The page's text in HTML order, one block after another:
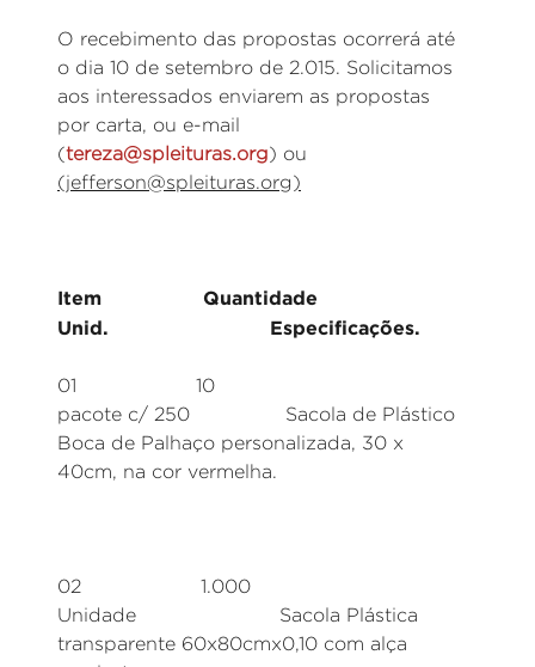
O recebimento das propostas ocorrerá até
o dia 10 de setembro de 2.015. Solicitamos
aos interessados enviarem as propostas
por carta, ou e-mail
(tereza@spleituras.org) ou
(jefferson@spleituras.org)
Item Quantidade
Unid. Especificações.
01 10
pacote c/ 250 Sacola de Plástico
Boca de Palhaço personalizada, 30 x
40cm, na cor vermelha.
02 1.000
Unidade Sacola Plástica
transparente 60x80cmx0,10 com alça